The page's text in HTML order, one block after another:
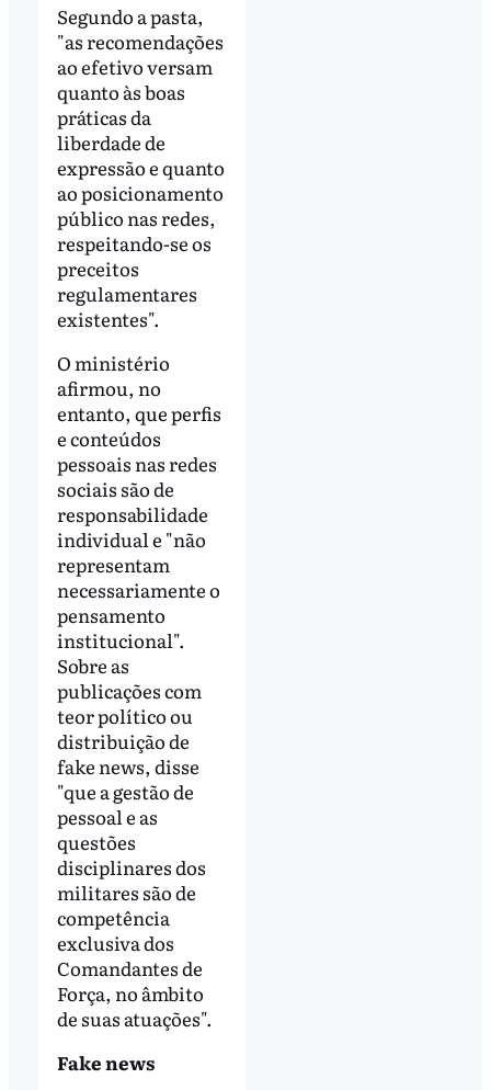
Segundo a pasta,
"as recomendações
ao efetivo versam
quanto às boas
práticas da
liberdade de
expressão e quanto
ao posicionamento
público nas redes,
respeitando-se os
preceitos
regulamentares
existentes".
O ministério
afirmou, no
entanto, que perfis
e conteúdos
pessoais nas redes
sociais são de
responsabilidade
individual e "não
representam
necessariamente o
pensamento
institucional".
Sobre as
publicações com
teor político ou
distribuição de
fake news, disse
"que a gestão de
pessoal e as
questões
disciplinares dos
militares são de
competência
exclusiva dos
Comandantes de
Força, no âmbito
de suas atuações".
Fake news